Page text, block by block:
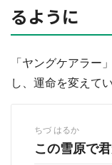
るように
「ヤングケアラー
し、運命を変えて
ちづ はるか
この雪原で